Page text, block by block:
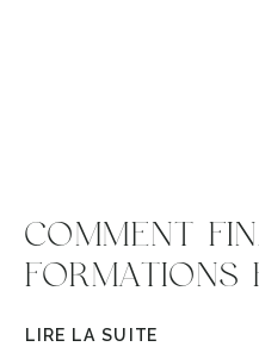
LIRE LA SUITE
COMMENT
FORMATIONS